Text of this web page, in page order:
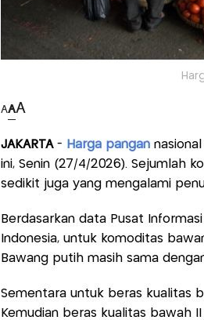
AAA
JAKARTA- Harga pangannasional
ini, Senin (27/4/2026). Sejumlah
sedikit juga yang mengalami
Berdasarkan data Pusat
Indonesia, untuk komoditas
Bawang putih masih sama
Sementara untuk beras kualitas
Kemudian beras kualitas bawah